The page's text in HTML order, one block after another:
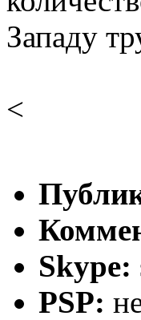
Западу
<
Skype:
PSP: